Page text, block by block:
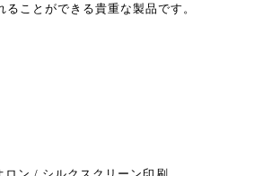
ることができる貴重な製品です。